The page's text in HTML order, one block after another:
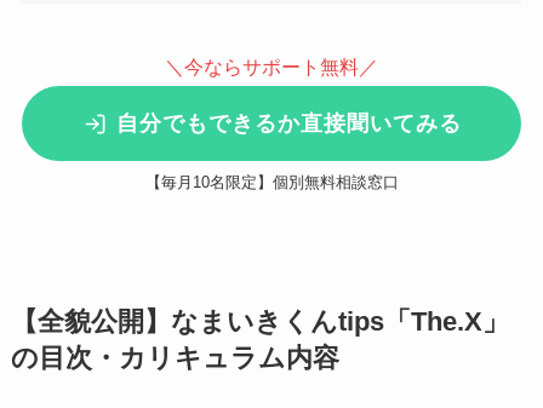
＼今ならサポート無料／
自分でもできるか直接聞いてみる
【毎月10名限定】個別無料相談窓口
【全貌公開】なまいきくんtips「The.X」
の目次・カリキュラム内容